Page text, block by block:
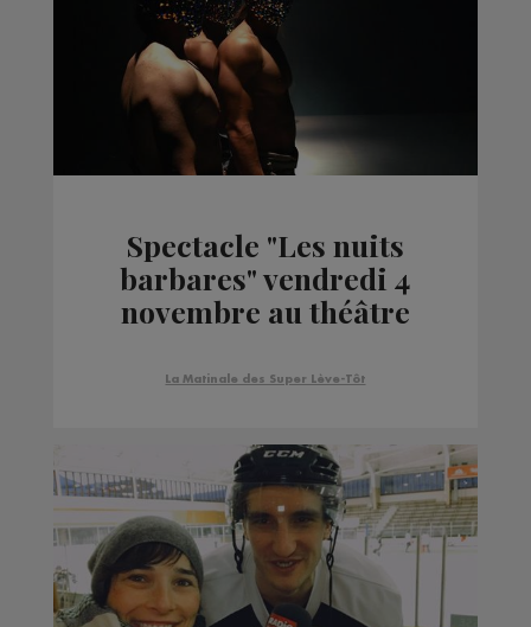
Spectacle "Les nuits
barbares" vendredi 4
novembre au théâtre
La Matinale des Super Lève-Tôt